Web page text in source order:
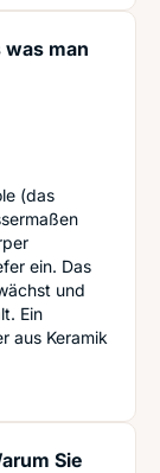
man
(das
ein. Das
und
Ein
aus Keramik
wissen muss
Sie